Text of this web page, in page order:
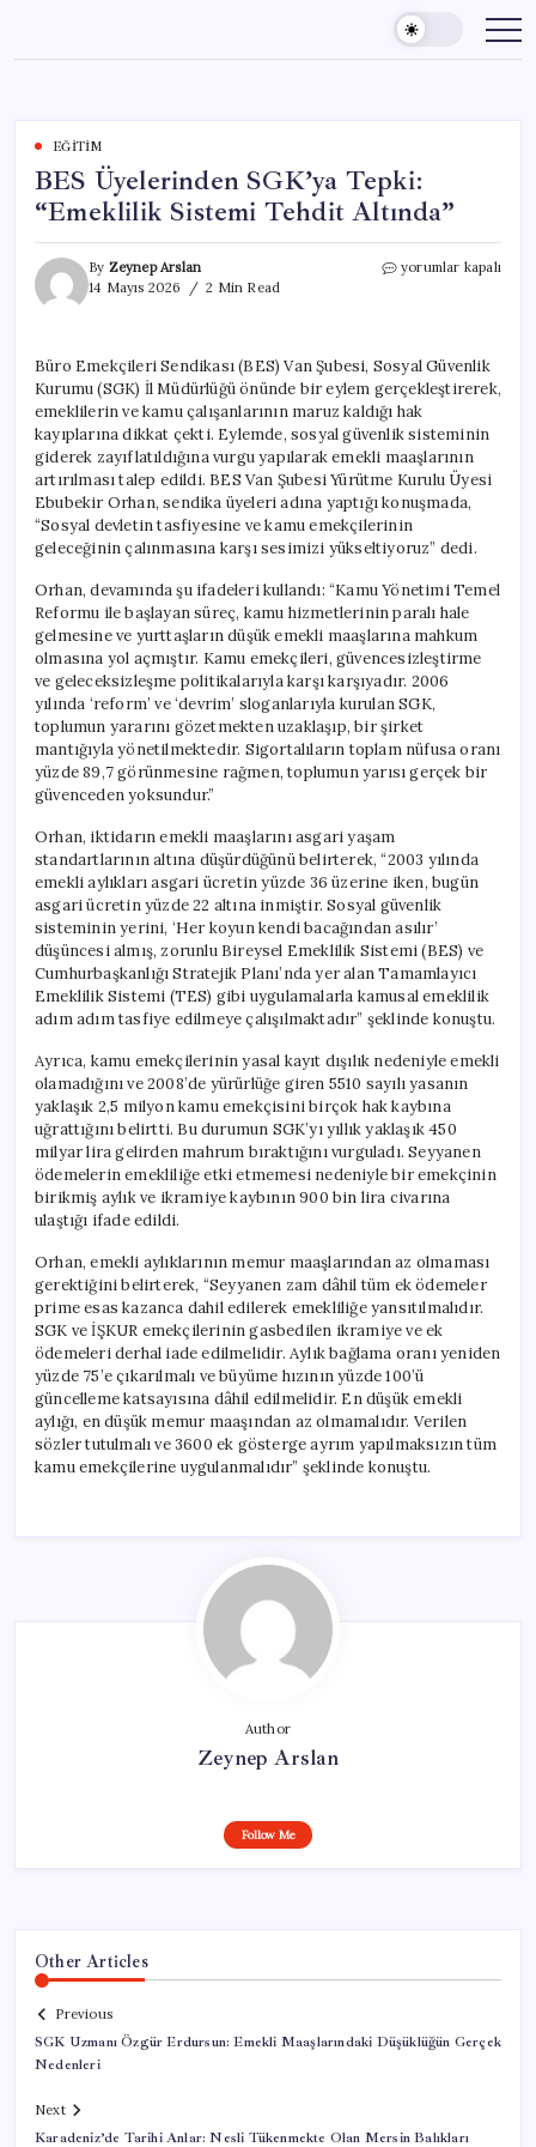
content
EĞITIM
BES Üyelerinden SGK’ya Tepki:
“Emeklilik Sistemi Tehdit Altında”
By Zeynep Arslan
14 Mayıs 2026
2 Min Read
BES
Sistemi
Tehdit
Altında”
için
yorumlar kapalı
Büro Emekçileri Sendikası (BES) Van Şubesi, Sosyal Güvenlik
Kurumu (SGK) İl Müdürlüğü önünde bir eylem gerçekleştirerek,
emeklilerin ve kamu çalışanlarının maruz kaldığı hak
kayıplarına dikkat çekti. Eylemde, sosyal güvenlik sisteminin
giderek zayıflatıldığına vurgu yapılarak emekli maaşlarının
artırılması talep edildi. BES Van Şubesi Yürütme Kurulu Üyesi
Ebubekir Orhan, sendika üyeleri adına yaptığı konuşmada,
“Sosyal devletin tasfiyesine ve kamu emekçilerinin
geleceğinin çalınmasına karşı sesimizi yükseltiyoruz” dedi.
Orhan, devamında şu ifadeleri kullandı: “Kamu Yönetimi Temel
Reformu ile başlayan süreç, kamu hizmetlerinin paralı hale
gelmesine ve yurttaşların düşük emekli maaşlarına mahkum
olmasına yol açmıştır. Kamu emekçileri, güvencesizleştirme
ve geleceksizleşme politikalarıyla karşı karşıyadır. 2006
yılında ‘reform’ ve ‘devrim’ sloganlarıyla kurulan SGK,
toplumun yararını gözetmekten uzaklaşıp, bir şirket
mantığıyla yönetilmektedir. Sigortalıların toplam nüfusa oranı
yüzde 89,7 görünmesine rağmen, toplumun yarısı gerçek bir
güvenceden yoksundur.”
Orhan, iktidarın emekli maaşlarını asgari yaşam
standartlarının altına düşürdüğünü belirterek, “2003 yılında
emekli aylıkları asgari ücretin yüzde 36 üzerine iken, bugün
asgari ücretin yüzde 22 altına inmiştir. Sosyal güvenlik
sisteminin yerini, ‘Her koyun kendi bacağından asılır’
düşüncesi almış, zorunlu Bireysel Emeklilik Sistemi (BES) ve
Cumhurbaşkanlığı Stratejik Planı’nda yer alan Tamamlayıcı
Emeklilik Sistemi (TES) gibi uygulamalarla kamusal emeklilik
adım adım tasfiye edilmeye çalışılmaktadır” şeklinde konuştu.
Ayrıca, kamu emekçilerinin yasal kayıt dışılık nedeniyle emekli
olamadığını ve 2008’de yürürlüğe giren 5510 sayılı yasanın
yaklaşık 2,5 milyon kamu emekçisini birçok hak kaybına
uğrattığını belirtti. Bu durumun SGK’yı yıllık yaklaşık 450
milyar lira gelirden mahrum bıraktığını vurguladı. Seyyanen
ödemelerin emekliliğe etki etmemesi nedeniyle bir emekçinin
birikmiş aylık ve ikramiye kaybının 900 bin lira civarına
ulaştığı ifade edildi.
Orhan, emekli aylıklarının memur maaşlarından az olmaması
gerektiğini belirterek, “Seyyanen zam dâhil tüm ek ödemeler
prime esas kazanca dahil edilerek emekliliğe yansıtılmalıdır.
SGK ve İŞKUR emekçilerinin gasbedilen ikramiye ve ek
ödemeleri derhal iade edilmelidir. Aylık bağlama oranı yeniden
yüzde 75’e çıkarılmalı ve büyüme hızının yüzde 100’ü
güncelleme katsayısına dâhil edilmelidir. En düşük emekli
aylığı, en düşük memur maaşından az olmamalıdır. Verilen
sözler tutulmalı ve 3600 ek gösterge ayrım yapılmaksızın tüm
kamu emekçilerine uygulanmalıdır” şeklinde konuştu.
Author
Zeynep Arslan
Follow Me
Other Articles
Previous
SGK Uzmanı Özgür Erdursun: Emekli Maaşlarındaki Düşüklüğün Gerçek
Nedenleri
Next
Karadeniz’de Tarihi Anlar: Nesli Tükenmekte Olan Mersin Balıkları